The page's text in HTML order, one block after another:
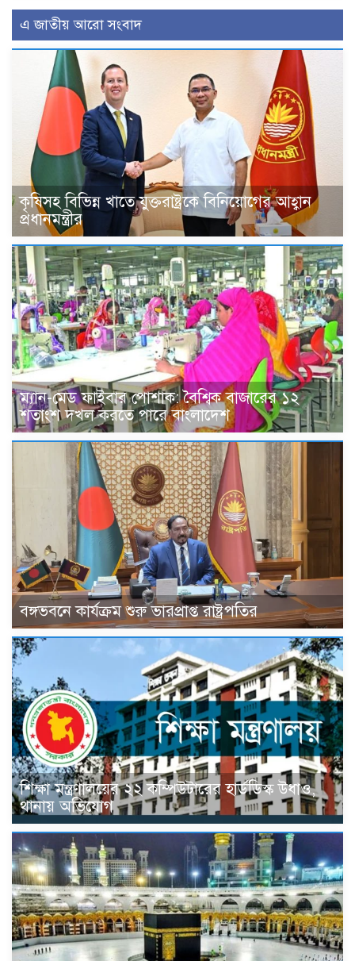
এ জাতীয় আরো সংবাদ
কৃষিসহ বিভিন্ন খাতে যুক্তরাষ্ট্রকে বিনিয়োগের আহ্বান
প্রধানমন্ত্রীর
ম্যান-মেড ফাইবার পোশাক: বৈশ্বিক বাজারের ১২
শতাংশ দখল করতে পারে বাংলাদেশ
বঙ্গভবনে কার্যক্রম শুরু ভারপ্রাপ্ত রাষ্ট্রপতির
শিক্ষা মন্ত্রণালয়ের ২২ কম্পিউটারের হার্ডডিস্ক উধাও,
থানায় অভিযোগ